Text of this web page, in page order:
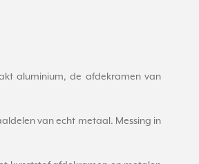
aluminium, de afdekramen van
van echt metaal. Messing in